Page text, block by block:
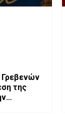
Γρεβενών
της